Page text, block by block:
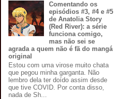
Comentando os
episódios #3, #4 e #5
de Anatolia Story
(Red River): a série
funciona comigo,
mas não sei se
agrada a quem não é fã do mangá
original
Estou com uma virose muito chata
que pegou minha garganta. Não
lembro dela ter doído assim desde
que tive COVID. Por conta disso,
nada de Sh...